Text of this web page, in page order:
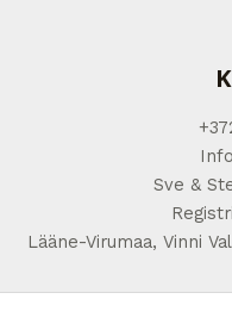
Sve &
Lääne-Virumaa, Vinni